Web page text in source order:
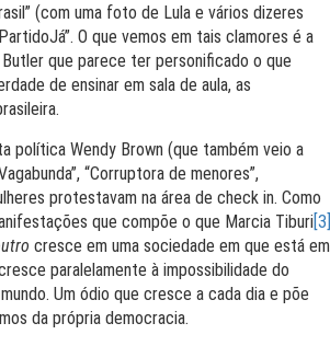
(com uma foto de Lula e vários dizeres
O que vemos em tais clamores é a
que parece ter personificado o que
de ensinar em sala de aula, as
política Wendy Brown (que também veio a
“Corruptora de menores”,
protestavam na área de check in. Como
que compõe o que Marcia Tiburi[3]
cresce em uma sociedade em que está em
paralelamente à impossibilidade do
Um ódio que cresce a cada dia e põe
da própria democracia.